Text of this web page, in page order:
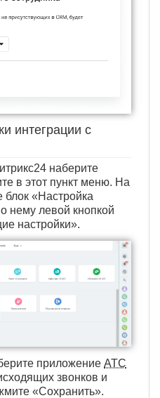
интеграции с
наберите
в этот пункт меню. На
блок «Настройка
нему левой кнопкой
настройки».
приложение АТС
звонков и
«Сохранить».